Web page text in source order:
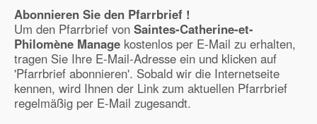
Abonnieren Sie den Pfarrbrief !
Um den Pfarrbrief von Saintes-Catherine-et-
Philomène Manage kostenlos per E-Mail zu erhalten,
tragen Sie Ihre E-Mail-Adresse ein und klicken auf
'Pfarrbrief abonnieren'. Sobald wir die Internetseite
kennen, wird Ihnen der Link zum aktuellen Pfarrbrief
regelmäßig per E-Mail zugesandt.